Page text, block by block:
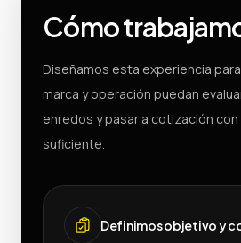
Cómo
Diseñamos esta experiencia
marca y operación puedan
enredos y pasar a cotización
suficiente.
Definimos objetivo y